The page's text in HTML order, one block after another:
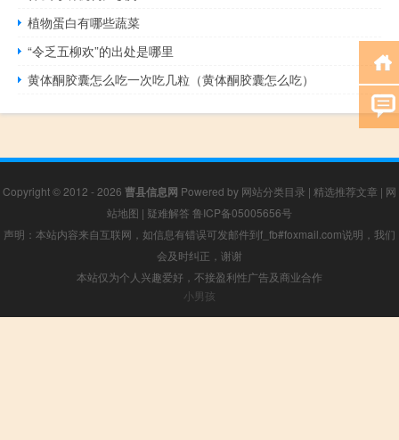
植物蛋白有哪些蔬菜
“令乏五柳欢”的出处是哪里
黄体酮胶囊怎么吃一次吃几粒（黄体酮胶囊怎么吃）
Copyright © 2012 - 2026 曹县信息网 Powered by 网站分类目录 | 精选推荐文章 | 网
站地图 | 疑难解答 鲁ICP备05005656号
声明：本站内容来自互联网，如信息有错误可发邮件到f_fb#foxmail.com说明，我们
会及时纠正，谢谢
本站仅为个人兴趣爱好，不接盈利性广告及商业合作
小男孩